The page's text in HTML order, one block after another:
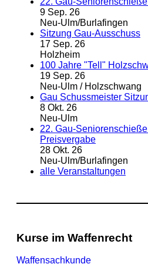
9 Sep. 26
Neu-Ulm/Burlafingen
Sitzung Gau-Ausschuss
17 Sep. 26
Holzheim
100 Jahre "Tell"
19 Sep. 26
Neu-Ulm / Holzschwang
Gau Schussmeister
8 Okt. 26
Neu-Ulm
22. Gau-
Preisvergabe
28 Okt. 26
Neu-Ulm/Burlafingen
alle Veranstaltungen
Kurse im Waffenrecht
Waffensachkunde